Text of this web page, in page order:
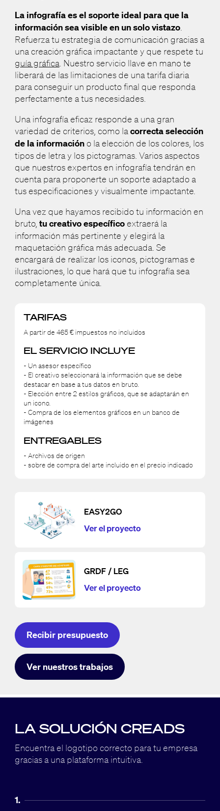
La infografía es el soporte ideal para que la
información sea visible en un solo vistazo.
Refuerza tu estrategia de comunicación gracias a
una creación gráfica impactante y que respete tu
guía gráfica . Nuestro servicio llave en mano te
liberará de las limitaciones de una tarifa diaria
para conseguir un producto final que responda
perfectamente a tus necesidades.
Una infografía eficaz responde a una gran
variedad de criterios, como la correcta selección
de la información o la elección de los colores, los
tipos de letra y los pictogramas. Varios aspectos
que nuestros expertos en infografía tendrán en
cuenta para proponerte un soporte adaptado a
tus especificaciones y visualmente impactante.
Una vez que hayamos recibido tu información en
bruto, tu creativo específico extraerá la
información más pertinente y elegirá la
maquetación gráfica más adecuada. Se
encargará de realizar los iconos, pictogramas e
ilustraciones, lo que hará que tu infografía sea
completamente única.
TARIFAS
A partir de 465 € impuestos no incluidos
EL SERVICIO INCLUYE
- Un asesor específico
- El creativo seleccionará la información que se debe
destacar en base a tus datos en bruto.
- Elección entre 2 estilos gráficos, que se adaptarán en
un icono.
- Compra de los elementos gráficos en un banco de
imágenes
ENTREGABLES
- Archivos de origen
- sobre de compra del arte incluido en el precio indicado
EASY2GO
Ver el proyecto
GRDF / LEG
Ver el proyecto
Recibir presupuesto
Ver nuestros trabajos
LA SOLUCIÓN CREADS
Encuentra el logotipo correcto para tu empresa
gracias a una plataforma intuitiva.
1.